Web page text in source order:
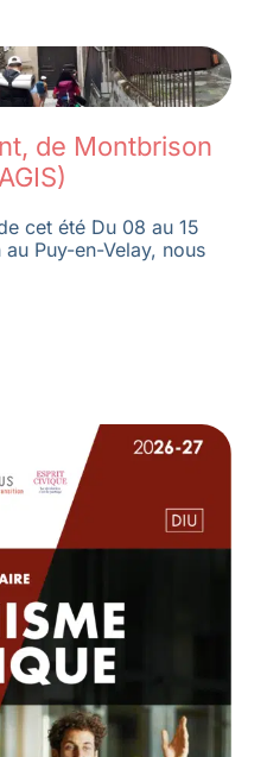
de Montbrison
cet été Du 08 au 15
Puy-en-Velay, nous